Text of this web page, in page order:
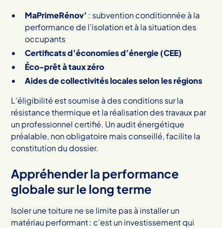
MaPrimeRénov’ : subvention conditionnée à la
performance de l’isolation et à la situation des
occupants
Certificats d’économies d’énergie (CEE)
Éco-prêt à taux zéro
Aides de collectivités locales selon les régions
L’éligibilité est soumise à des conditions sur la
résistance thermique et la réalisation des travaux par
un professionnel certifié. Un audit énergétique
préalable, non obligatoire mais conseillé, facilite la
constitution du dossier.
Appréhender la performance
globale sur le long terme
Isoler une toiture ne se limite pas à installer un
matériau performant : c’est un investissement qui